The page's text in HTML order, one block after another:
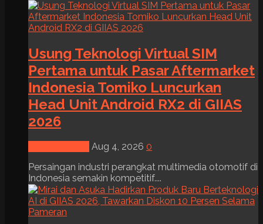
Usung Teknologi Virtual SIM
Pertama untuk Pasar Aftermarket
Indonesia Tomiko Luncurkan
Head Unit Android RX2 di GIIAS
2026
Aug 4, 2026 0
Persaingan industri perangkat multimedia otomotif di
Indonesia semakin kompetitif....